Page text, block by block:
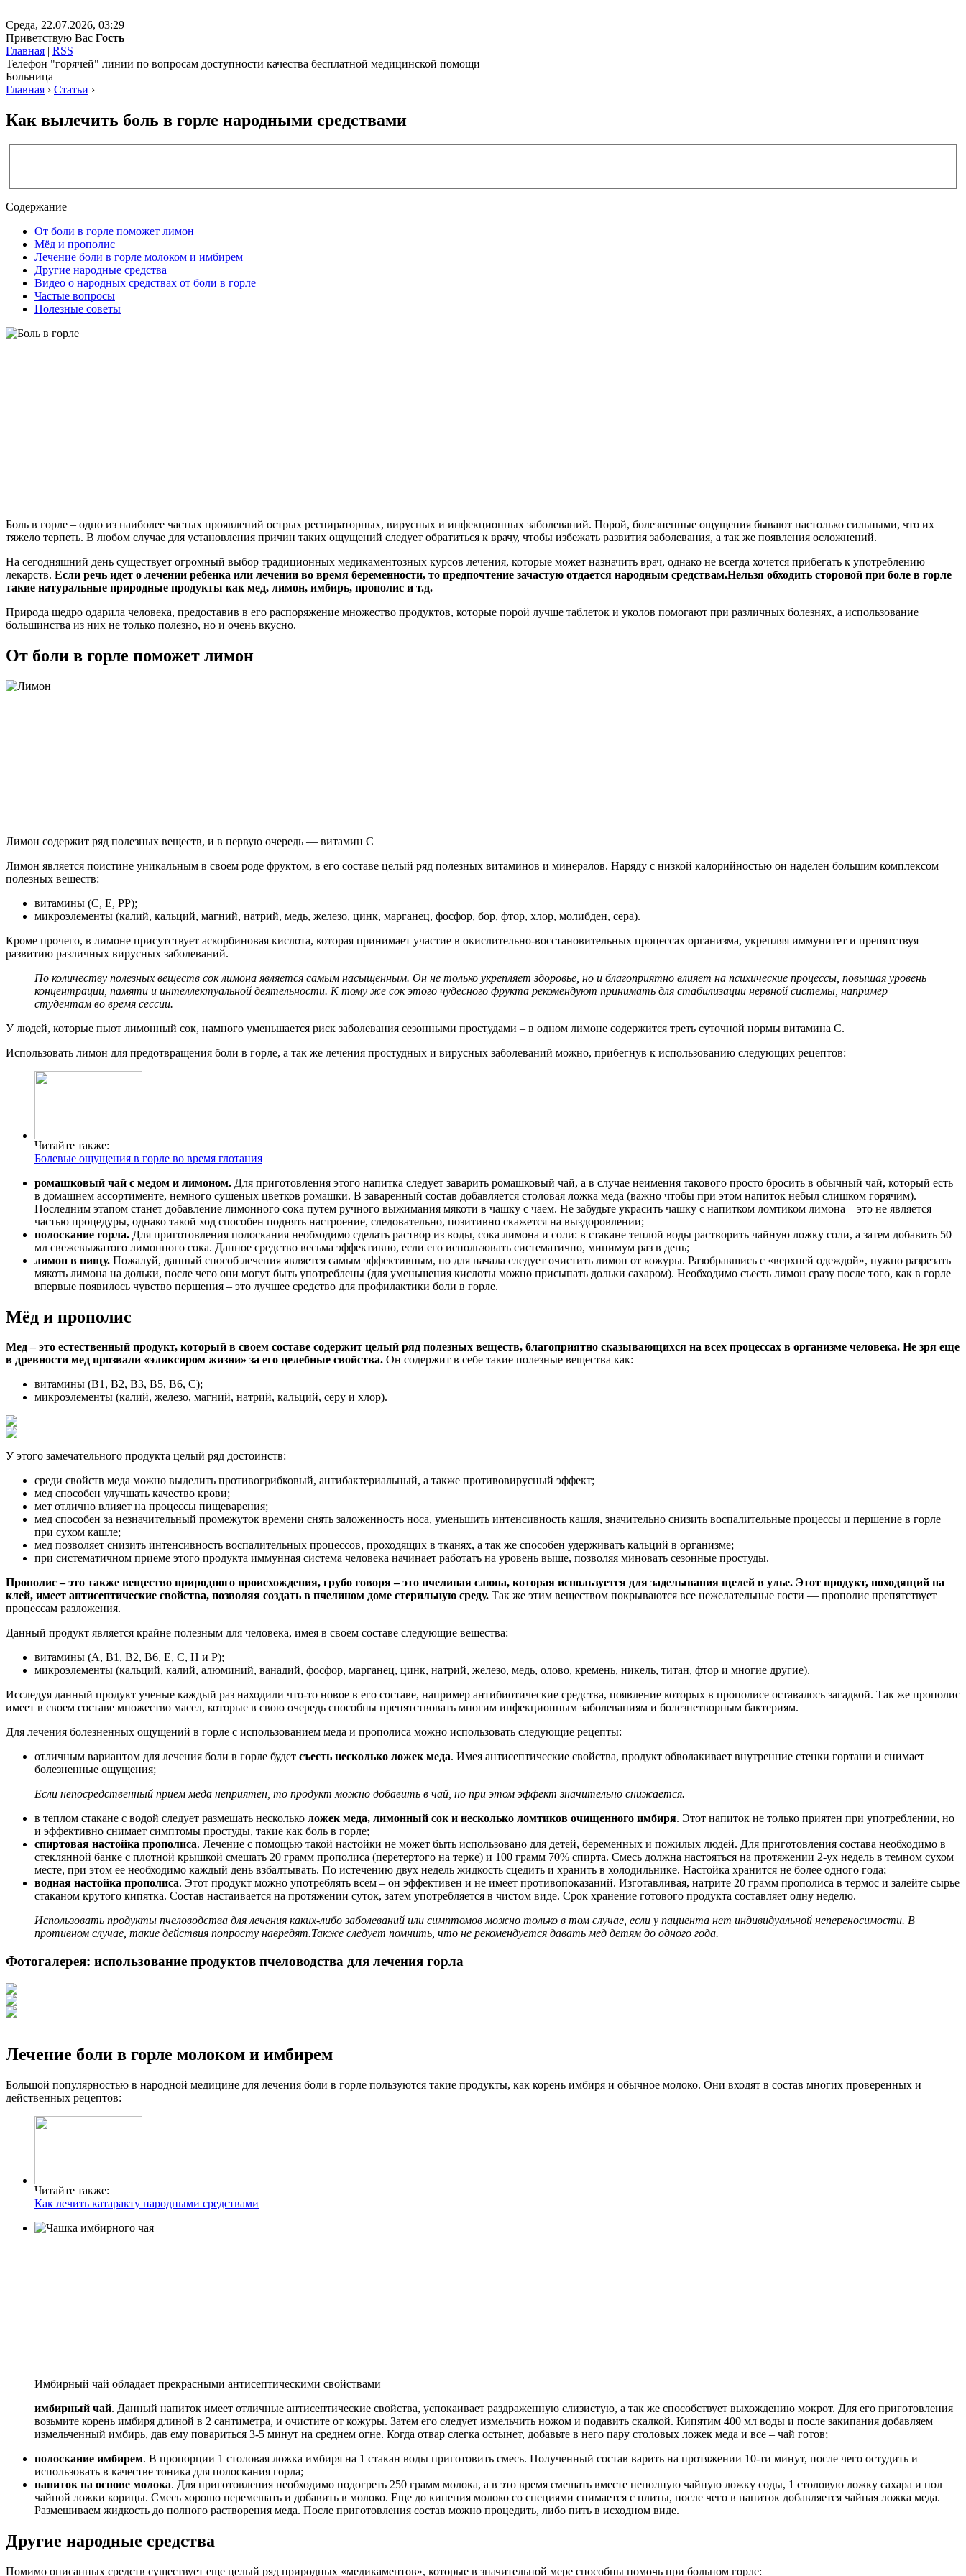
Среда, 22.07.2026, 03:29
Приветствую Вас Гость
Главная | RSS
Телефон "горячей" линии по вопросам доступности качества бесплатной медицинской помощи
Больница
Главная › Статьи ›
Как вылечить боль в горле народными средствами
Содержание
От боли в горле поможет лимон
Мёд и прополис
Лечение боли в горле молоком и имбирем
Другие народные средства
Видео о народных средствах от боли в горле
Частые вопросы
Полезные советы
Боль в горле – одно из наиболее частых проявлений острых респираторных, вирусных и инфекционных заболеваний. Порой, болезненные ощущения бывают настолько сильными, что их
тяжело терпеть. В любом случае для установления причин таких ощущений следует обратиться к врачу, чтобы избежать развития заболевания, а так же появления осложнений.
На сегодняшний день существует огромный выбор традиционных медикаментозных курсов лечения, которые может назначить врач, однако не всегда хочется прибегать к употреблению
лекарств. Если речь идет о лечении ребенка или лечении во время беременности, то предпочтение зачастую отдается народным средствам.Нельзя обходить стороной при боле в горле
такие натуральные природные продукты как мед, лимон, имбирь, прополис и т.д.
Природа щедро одарила человека, предоставив в его распоряжение множество продуктов, которые порой лучше таблеток и уколов помогают при различных болезнях, а использование
большинства из них не только полезно, но и очень вкусно.
От боли в горле поможет лимон
Лимон содержит ряд полезных веществ, и в первую очередь — витамин С
Лимон является поистине уникальным в своем роде фруктом, в его составе целый ряд полезных витаминов и минералов. Наряду с низкой калорийностью он наделен большим комплексом
полезных веществ:
витамины (С, Е, РР);
микроэлементы (калий, кальций, магний, натрий, медь, железо, цинк, марганец, фосфор, бор, фтор, хлор, молибден, сера).
Кроме прочего, в лимоне присутствует аскорбиновая кислота, которая принимает участие в окислительно-восстановительных процессах организма, укрепляя иммунитет и препятствуя
развитию различных вирусных заболеваний.
По количеству полезных веществ сок лимона является самым насыщенным. Он не только укрепляет здоровье, но и благоприятно влияет на психические процессы, повышая уровень
концентрации, памяти и интеллектуальной деятельности. К тому же сок этого чудесного фрукта рекомендуют принимать для стабилизации нервной системы, например
студентам во время сессии.
У людей, которые пьют лимонный сок, намного уменьшается риск заболевания сезонными простудами – в одном лимоне содержится треть суточной нормы витамина С.
Использовать лимон для предотвращения боли в горле, а так же лечения простудных и вирусных заболеваний можно, прибегнув к использованию следующих рецептов:
Читайте также:
Болевые ощущения в горле во время глотания
ромашковый чай с медом и лимоном. Для приготовления этого напитка следует заварить ромашковый чай, а в случае неимения такового просто бросить в обычный чай, который есть
в домашнем ассортименте, немного сушеных цветков ромашки. В заваренный состав добавляется столовая ложка меда (важно чтобы при этом напиток небыл слишком горячим).
Последним этапом станет добавление лимонного сока путем ручного выжимания мякоти в чашку с чаем. Не забудьте украсить чашку с напитком ломтиком лимона – это не является
частью процедуры, однако такой ход способен поднять настроение, следовательно, позитивно скажется на выздоровлении;
полоскание горла. Для приготовления полоскания необходимо сделать раствор из воды, сока лимона и соли: в стакане теплой воды растворить чайную ложку соли, а затем добавить 50
мл свежевыжатого лимонного сока. Данное средство весьма эффективно, если его использовать систематично, минимум раз в день;
лимон в пищу. Пожалуй, данный способ лечения является самым эффективным, но для начала следует очистить лимон от кожуры. Разобравшись с «верхней одеждой», нужно разрезать
мякоть лимона на дольки, после чего они могут быть употреблены (для уменьшения кислоты можно присыпать дольки сахаром). Необходимо съесть лимон сразу после того, как в горле
впервые появилось чувство першения – это лучшее средство для профилактики боли в горле.
Мёд и прополис
Мед – это естественный продукт, который в своем составе содержит целый ряд полезных веществ, благоприятно сказывающихся на всех процессах в организме человека. Не зря еще
в древности мед прозвали «эликсиром жизни» за его целебные свойства. Он содержит в себе такие полезные вещества как:
витамины (В1, В2, В3, В5, В6, С);
микроэлементы (калий, железо, магний, натрий, кальций, серу и хлор).
У этого замечательного продукта целый ряд достоинств:
среди свойств меда можно выделить противогрибковый, антибактериальный, а также противовирусный эффект;
мед способен улучшать качество крови;
мет отлично влияет на процессы пищеварения;
мед способен за незначительный промежуток времени снять заложенность носа, уменьшить интенсивность кашля, значительно снизить воспалительные процессы и першение в горле
при сухом кашле;
мед позволяет снизить интенсивность воспалительных процессов, проходящих в тканях, а так же способен удерживать кальций в организме;
при систематичном приеме этого продукта иммунная система человека начинает работать на уровень выше, позволяя миновать сезонные простуды.
Прополис – это также вещество природного происхождения, грубо говоря – это пчелиная слюна, которая используется для заделывания щелей в улье. Этот продукт, походящий на
клей, имеет антисептические свойства, позволяя создать в пчелином доме стерильную среду. Так же этим веществом покрываются все нежелательные гости — прополис препятствует
процессам разложения.
Данный продукт является крайне полезным для человека, имея в своем составе следующие вещества:
витамины (А, В1, В2, В6, Е, С, Н и Р);
микроэлементы (кальций, калий, алюминий, ванадий, фосфор, марганец, цинк, натрий, железо, медь, олово, кремень, никель, титан, фтор и многие другие).
Исследуя данный продукт ученые каждый раз находили что-то новое в его составе, например антибиотические средства, появление которых в прополисе оставалось загадкой. Так же прополис
имеет в своем составе множество масел, которые в свою очередь способны препятствовать многим инфекционным заболеваниям и болезнетворным бактериям.
Для лечения болезненных ощущений в горле с использованием меда и прополиса можно использовать следующие рецепты:
отличным вариантом для лечения боли в горле будет съесть несколько ложек меда. Имея антисептические свойства, продукт обволакивает внутренние стенки гортани и снимает
болезненные ощущения;
Если непосредственный прием меда неприятен, то продукт можно добавить в чай, но при этом эффект значительно снижается.
в теплом стакане с водой следует размешать несколько ложек меда, лимонный сок и несколько ломтиков очищенного имбиря. Этот напиток не только приятен при употреблении, но
и эффективно снимает симптомы простуды, такие как боль в горле;
спиртовая настойка прополиса. Лечение с помощью такой настойки не может быть использовано для детей, беременных и пожилых людей. Для приготовления состава необходимо в
стеклянной банке с плотной крышкой смешать 20 грамм прополиса (перетертого на терке) и 100 грамм 70% спирта. Смесь должна настояться на протяжении 2-ух недель в темном сухом
месте, при этом ее необходимо каждый день взбалтывать. По истечению двух недель жидкость сцедить и хранить в холодильнике. Настойка хранится не более одного года;
водная настойка прополиса. Этот продукт можно употреблять всем – он эффективен и не имеет противопоказаний. Изготавливая, натрите 20 грамм прополиса в термос и залейте сырье
стаканом крутого кипятка. Состав настаивается на протяжении суток, затем употребляется в чистом виде. Срок хранение готового продукта составляет одну неделю.
Использовать продукты пчеловодства для лечения каких-либо заболеваний или симптомов можно только в том случае, если у пациента нет индивидуальной непереносимости. В
противном случае, такие действия попросту навредят.Также следует помнить, что не рекомендуется давать мед детям до одного года.
Фотогалерея: использование продуктов пчеловодства для лечения горла
Лечение боли в горле молоком и имбирем
Большой популярностью в народной медицине для лечения боли в горле пользуются такие продукты, как корень имбиря и обычное молоко. Они входят в состав многих проверенных и
действенных рецептов:
Читайте также:
Как лечить катаракту народными средствами
Имбирный чай обладает прекрасными антисептическими свойствами
имбирный чай. Данный напиток имеет отличные антисептические свойства, успокаивает раздраженную слизистую, а так же способствует выхождению мокрот. Для его приготовления
возьмите корень имбиря длиной в 2 сантиметра, и очистите от кожуры. Затем его следует измельчить ножом и подавить скалкой. Кипятим 400 мл воды и после закипания добавляем
измельченный имбирь, дав ему повариться 3-5 минут на среднем огне. Когда отвар слегка остынет, добавьте в него пару столовых ложек меда и все – чай готов;
полоскание имбирем. В пропорции 1 столовая ложка имбиря на 1 стакан воды приготовить смесь. Полученный состав варить на протяжении 10-ти минут, после чего остудить и
использовать в качестве тоника для полоскания горла;
напиток на основе молока. Для приготовления необходимо подогреть 250 грамм молока, а в это время смешать вместе неполную чайную ложку соды, 1 столовую ложку сахара и пол
чайной ложки корицы. Смесь хорошо перемешать и добавить в молоко. Еще до кипения молоко со специями снимается с плиты, после чего в напиток добавляется чайная ложка меда.
Размешиваем жидкость до полного растворения меда. После приготовления состав можно процедить, либо пить в исходном виде.
Другие народные средства
Помимо описанных средств существует еще целый ряд природных «медикаментов», которые в значительной мере способны помочь при больном горле: